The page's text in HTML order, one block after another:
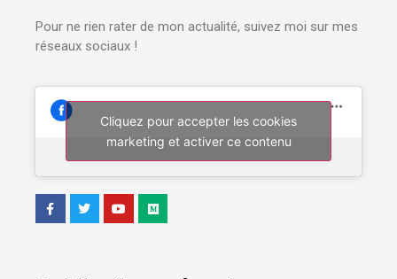
Pour ne rien rater de mon actualité, suivez moi sur mes
réseaux sociaux !
Cliquez pour accepter les cookies
marketing et activer ce contenu